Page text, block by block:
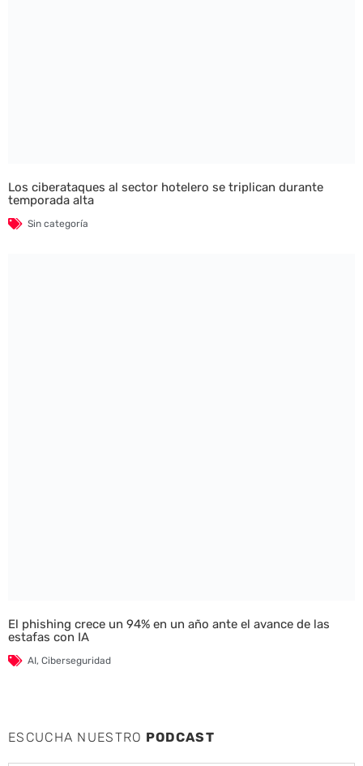
Los ciberataques al sector hotelero se triplican durante
temporada alta
Sin categoría
El phishing crece un 94% en un año ante el avance de las
estafas con IA
AI, Ciberseguridad
ESCUCHA NUESTRO PODCAST